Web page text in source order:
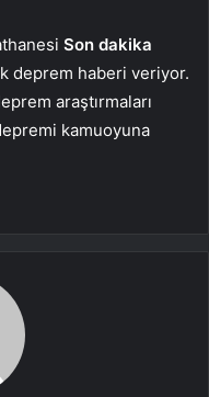
Son dakika
deprem haberi veriyor.
araştırmaları
kamuoyuna